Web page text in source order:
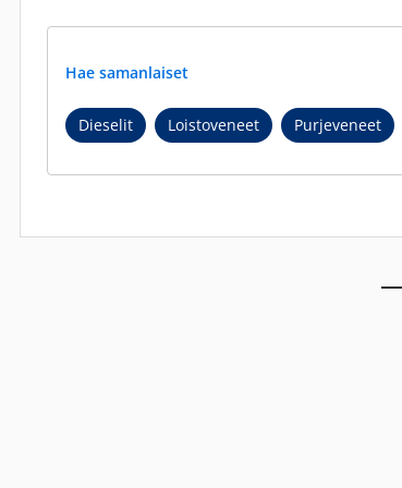
Hae samanlaiset
Dieselit Loistoveneet Purjeveneet